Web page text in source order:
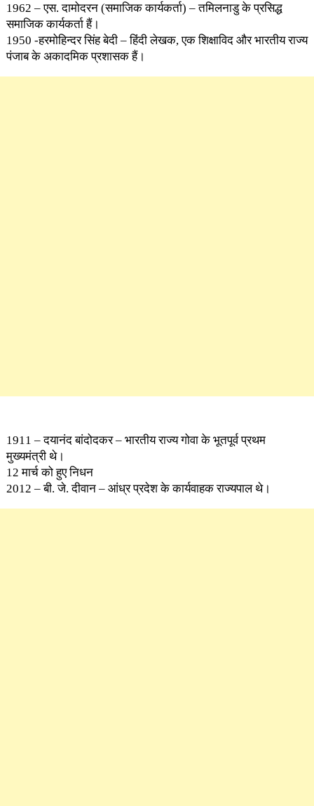
1962 – एस. दामोदरन (समाजिक कार्यकर्ता) – तमिलनाडु के प्रसिद्ध
समाजिक कार्यकर्ता हैं।
1950 -हरमोहिन्दर सिंह बेदी – हिंदी लेखक, एक शिक्षाविद और भारतीय राज्य
पंजाब के अकादमिक प्रशासक हैं।
1911 – दयानंद बांदोदकर – भारतीय राज्य गोवा के भूतपूर्व प्रथम
मुख्यमंत्री थे।
12 मार्च को हुए निधन
2012 – बी. जे. दीवान – आंध्र प्रदेश के कार्यवाहक राज्यपाल थे।